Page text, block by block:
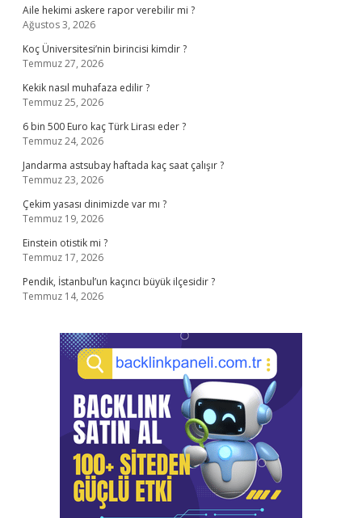
Aile hekimi askere rapor verebilir mi ?
Ağustos 3, 2026
Koç Üniversitesi’nin birincisi kimdir ?
Temmuz 27, 2026
Kekik nasıl muhafaza edilir ?
Temmuz 25, 2026
6 bin 500 Euro kaç Türk Lirası eder ?
Temmuz 24, 2026
Jandarma astsubay haftada kaç saat çalışır ?
Temmuz 23, 2026
Çekim yasası dinimizde var mı ?
Temmuz 19, 2026
Einstein otistik mi ?
Temmuz 17, 2026
Pendik, İstanbul’un kaçıncı büyük ilçesidir ?
Temmuz 14, 2026